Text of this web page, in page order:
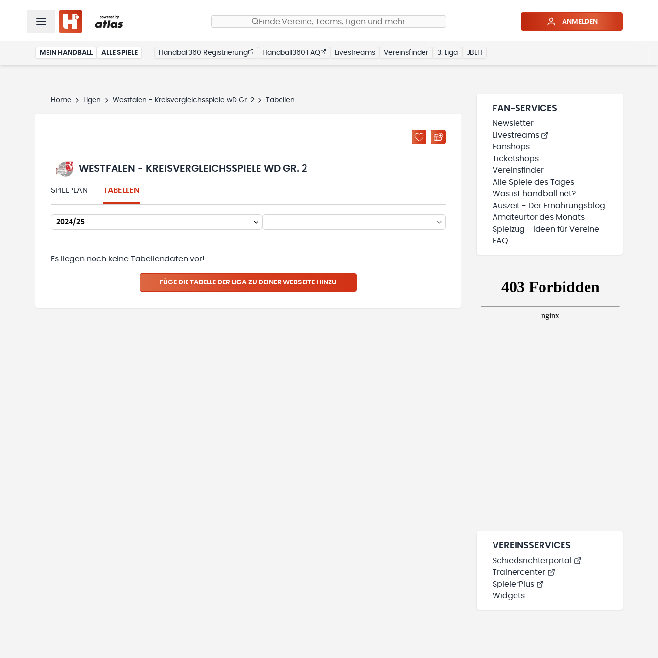
Finde Vereine, Teams, Ligen und mehr… ANMELDEN
MEIN HANDBALL ALLE SPIELE Handball360 Registrierung Handball360 FAQ Livestreams Vereinsfinder 3. Liga JBLH
Home Ligen Westfalen - Kreisvergleichsspiele wD Gr. 2 Tabellen
WESTFALEN - KREISVERGLEICHSSPIELE WD GR. 2
SPIELPLAN TABELLEN
2024/25
Es liegen noch keine Tabellendaten vor!
FÜGE DIE TABELLE DER LIGA ZU DEINER WEBSEITE HINZU
FAN-SERVICES
Newsletter
Livestreams
Fanshops
Ticketshops
Vereinsfinder
Alle Spiele des Tages
Was ist handball.net?
Auszeit - Der Ernährungsblog
Amateurtor des Monats
Spielzug - Ideen für Vereine
FAQ
VEREINSSERVICES
Schiedsrichterportal
Trainercenter
SpielerPlus
Widgets